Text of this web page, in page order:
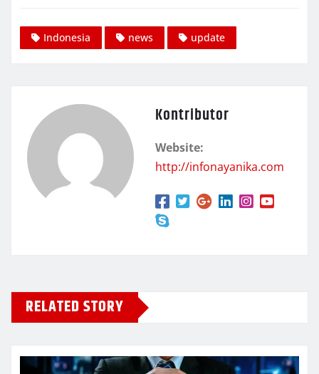
Indonesia news update
Kontributor
Website:
http://infonayanika.com
RELATED STORY